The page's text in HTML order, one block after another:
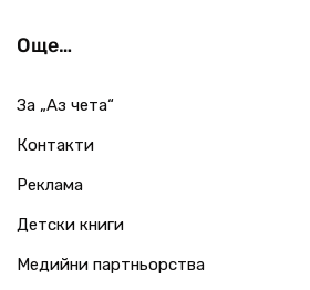
Още…
За „Аз чета“
Контакти
Реклама
Детски книги
Медийни партньорства